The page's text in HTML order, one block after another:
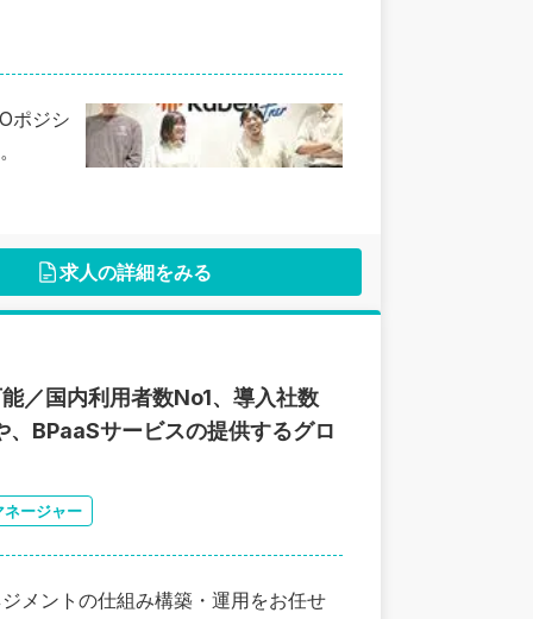
ポジシ
求人の詳細をみる
／国内利用者数No1、導入社数
BPaaSサービスの提供するグロ
ネージャー
メントの仕組み構築・運用をお任せ